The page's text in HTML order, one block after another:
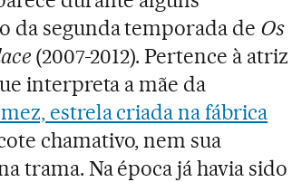
da segunda temporada de Os
(2007-2012). Pertence à atriz
interpreta a mãe da
estrela criada na fábrica
chamativo, nem sua
trama. Na época já havia sido